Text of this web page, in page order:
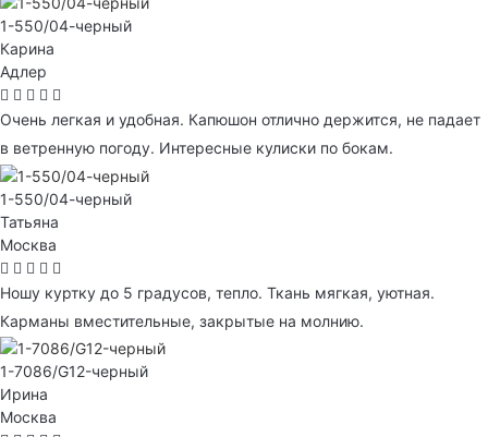
1-550/04-черный
Карина
Адлер
Очень легкая и удобная. Капюшон отлично держится, не падает
в ветренную погоду. Интересные кулиски по бокам.
1-550/04-черный
Татьяна
Москва
Ношу куртку до 5 градусов, тепло. Ткань мягкая, уютная.
Карманы вместительные, закрытые на молнию.
1-7086/G12-черный
Ирина
Москва